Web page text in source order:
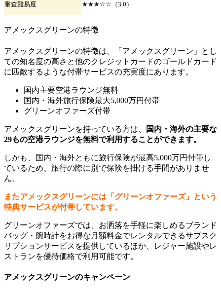
審査難易度 ★★★☆☆（3.0）
アメックスグリーンの特徴
アメックスグリーンの特徴は、「アメックスグリーン」とし
ての知名度の高さと他のクレジットカードのゴールドカード
に匹敵するような付帯サービスの充実度にあります。
国内主要空港ラウンジ無料
国内・海外旅行保険最大5,000万円付帯
グリーンオファーズ付帯
アメックスグリーンを持っている方は、
国内・海外の主要な
29もの空港ラウンジを無料で利用することができます。
しかも、国内・海外ともに旅行保険が最高5,000万円付帯し
ているため、旅行の際に別で保険を掛ける手間がありませ
ん。
またアメックスグリーンには「グリーンオファーズ」という
特典サービスが付帯しています。
グリーンオファーズでは、お洒落を手軽に楽しめるブランド
バッグ・腕時計をお得な月額料金でレンタルできるサブスク
リプションサービスを提供しているほか、レジャー施設やレ
ストランを優待価格で利用可能です。
アメックスグリーンのキャンペーン